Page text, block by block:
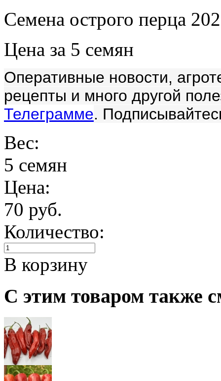
Семена острого перца
Цена за 5 семян
Оперативные новости,
рецепты и много другой
Телеграмме.
Вес:
5 семян
Цена:
70 руб.
Количество:
В корзину
С этим товаром также